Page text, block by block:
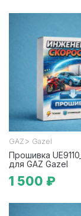
GAZ > Gazel
Прошивка
для GAZ Gazel
1 500 ₽